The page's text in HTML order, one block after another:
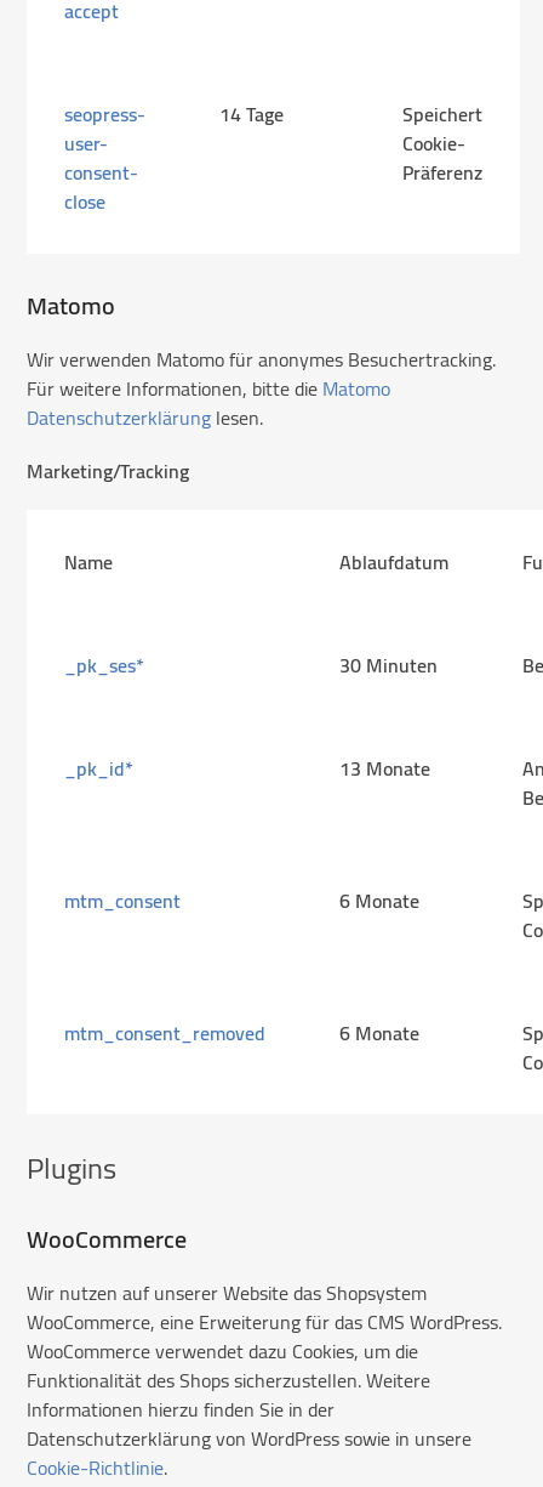
accept
seopress-
user-
consent-
close
14 Tage
Speichert
Cookie-
Präferenz
Matomo
Wir verwenden Matomo für anonymes Besuchertracking.
Für weitere Informationen, bitte dieMatomo
Datenschutzerklärunglesen.
Marketing/Tracking
Name Ablaufdatum
_pk_ses* 30 Minuten
_pk_id* 13 Monate
mtm_consent 6 Monate
mtm_consent_removed 6 Monate
Plugins
WooCommerce
Wir nutzen auf unserer Website das Shopsystem
WooCommerce, eine Erweiterung für das CMS WordPress.
WooCommerce verwendet dazu Cookies, um die
Funktionalität des Shops sicherzustellen. Weitere
Informationen hierzu finden Sie in der
Datenschutzerklärung von WordPress sowie in unsere
Cookie-Richtlinie.